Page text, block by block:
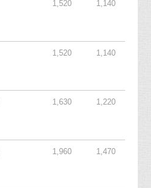
1,520 1,140
1,520 1,140
1,630 1,220
1,960 1,470